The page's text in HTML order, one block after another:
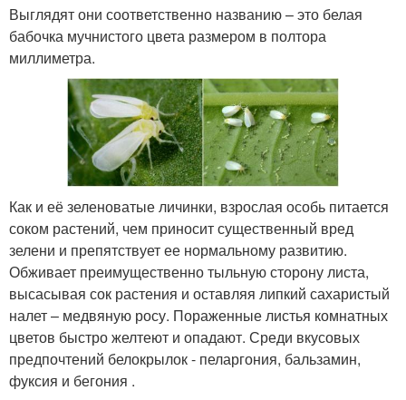
Выглядят они соответственно названию – это белая
бабочка мучнистого цвета размером в полтора
миллиметра.
Как и её зеленоватые личинки, взрослая особь питается
соком растений, чем приносит существенный вред
зелени и препятствует ее нормальному развитию.
Обживает преимущественно тыльную сторону листа,
высасывая сок растения и оставляя липкий сахаристый
налет – медвяную росу. Пораженные листья комнатных
цветов быстро желтеют и опадают. Среди вкусовых
предпочтений белокрылок - пеларгония, бальзамин,
фуксия и бегония .